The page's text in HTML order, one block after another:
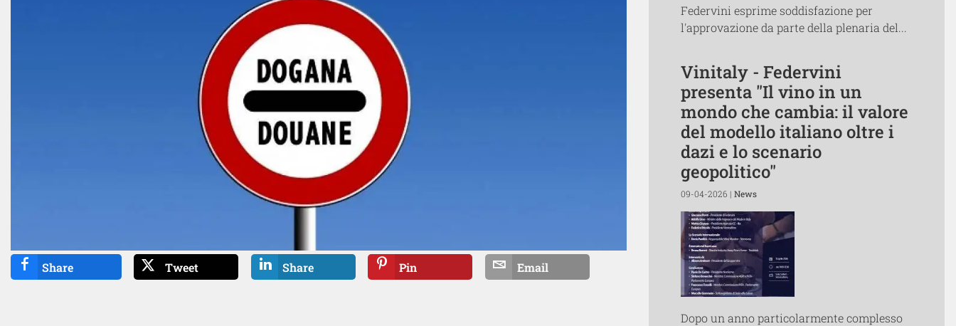
Share Tweet Share Pin Email
Federvini esprime soddisfazione per
l'approvazione da parte della plenaria del...
Vinitaly - Federvini
presenta "Il vino in un
mondo che cambia: il valore
del modello italiano oltre i
dazi e lo scenario
geopolitico"
09-04-2026 | News
Dopo un anno particolarmente complesso